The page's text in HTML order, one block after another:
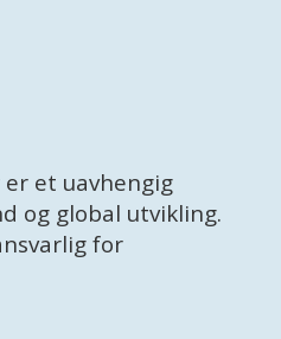
et uavhengig
og global utvikling.
for